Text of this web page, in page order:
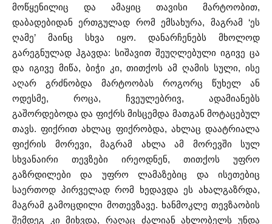
მოწყენილიც და ამაყიც თავისი მარტოობით,
დაბადებიდან ერთგულად რომ ემსახურა, მაგრამ ‘ეს
ღამე’ მაინც სხვა იყო. დანარჩენებს მხოლოდ
გარეგნულად ჰგავდა: სიშავით შეუღლებული იგივე ცა
და იგივე მიწა, ბიჭი კი, თითქოს ამ ღამის სული, ისე
აღარ გრძნობდა მარტოობას როგორც წუხელ ან
ოდესმე, როცა, ჩვეულებრივ, ადამიანებს
გაშორდებოდა და ფიქრს მისცემდა მათგან მოტაცებულ
თავს. ფიქრით ახლაც ფიქრობდა, ახლაც დაატრიალა
ფიქრის მორევი, მაგრამ ახლა ამ მორევში სულ
სხვანაირი თევზები ირეოდნენ, თითქოს უფრო
გაზრდილები და უფრო ლამაზებიც და ისეთებიც
საერთოდ პირველად რომ ხედავდა ეს ახალგაზრდა,
მაგრამ გამოცდილი მოთევზავე. ხანმოკლე თევზაობის
შემდეგ კი მიხვდა, რაღაც ძალიან ახლობელს უნდა